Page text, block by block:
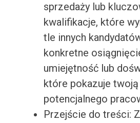
sprzedaży lub
kwalifikacje, które
tle innych
konkretne
umiejętność lub
które pokazuje
potencjalnego
Przejście do treści: